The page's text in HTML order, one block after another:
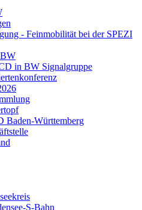
- Feinmobilität bei der SPEZI
in BW Signalgruppe
Baden-Württemberg
S-Bahn